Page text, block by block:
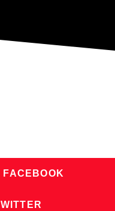
FACEBOOK